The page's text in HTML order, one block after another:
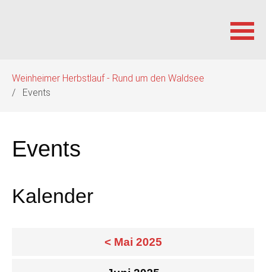
überspringen
Weinheimer Herbstlauf - Rund um den Waldsee
Events
Events
Kalender
< Mai 2025